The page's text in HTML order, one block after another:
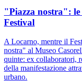
"Piazza nostra": le
Festival
A Locarno, mentre il
nostra" al Museo
quinte: ex collaboratori,
della manifestazione
urbano.